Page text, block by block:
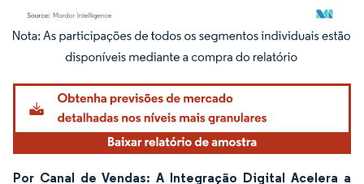
Imagem © Mordor Intelligence. O reuso requer atribuição conforme CC BY 4.0.
Por Canal de Vendas: A Integração Digital Acelera a